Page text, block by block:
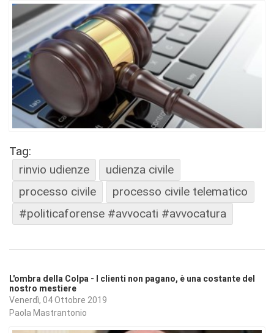
Tag:
rinvio udienze
udienza civile
processo civile
processo civile telematico
#politicaforense #avvocati #avvocatura
L'ombra della Colpa - I clienti non pagano, è una costante del
nostro mestiere
Venerdì, 04 Ottobre 2019
Paola Mastrantonio